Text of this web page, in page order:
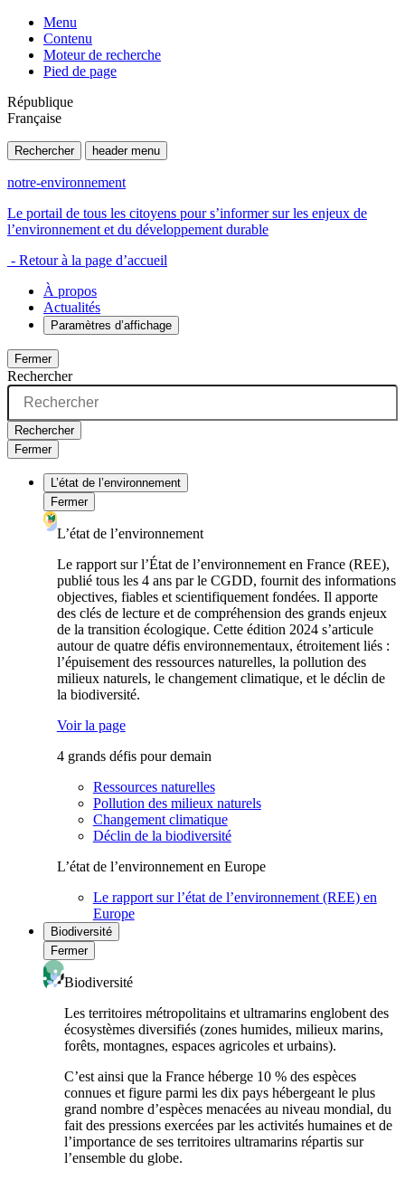
Menu
Contenu
Moteur de recherche
Pied de page
République
Française
Rechercher header menu
notre-environnement
Le portail de tous les citoyens pour s’informer sur les enjeux de
l’environnement et du développement durable
- Retour à la page d’accueil
À propos
Actualités
Paramètres d’affichage
Fermer
Rechercher
Rechercher
Fermer
L’état de l’environnement
Fermer
L’état de l’environnement
Le rapport sur l’État de l’environnement en France (REE),
publié tous les 4 ans par le CGDD, fournit des informations
objectives, fiables et scientifiquement fondées. Il apporte
des clés de lecture et de compréhension des grands enjeux
de la transition écologique. Cette édition 2024 s’articule
autour de quatre défis environnementaux, étroitement liés :
l’épuisement des ressources naturelles, la pollution des
milieux naturels, le changement climatique, et le déclin de
la biodiversité.
Voir la page
4 grands défis pour demain
Ressources naturelles
Pollution des milieux naturels
Changement climatique
Déclin de la biodiversité
L’état de l’environnement en Europe
Le rapport sur l’état de l’environnement (REE) en
Europe
Biodiversité
Fermer
Biodiversité
Les territoires métropolitains et ultramarins englobent des
écosystèmes diversifiés (zones humides, milieux marins,
forêts, montagnes, espaces agricoles et urbains).
C’est ainsi que la France héberge 10 % des espèces
connues et figure parmi les dix pays hébergeant le plus
grand nombre d’espèces menacées au niveau mondial, du
fait des pressions exercées par les activités humaines et de
l’importance de ses territoires ultramarins répartis sur
l’ensemble du globe.